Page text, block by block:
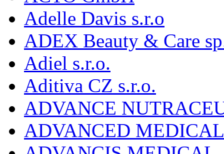
Adelle Davis s.r.o
ADEX Beauty & Care
Adiel s.r.o.
Aditiva CZ s.r.o.
ADVANCE
ADVANCED